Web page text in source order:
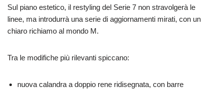
Sul piano estetico, il restyling del Serie 7 non stravolgerà le
linee, ma introdurrà una serie di aggiornamenti mirati, con un
chiaro richiamo al mondo M.
Tra le modifiche più rilevanti spiccano:
nuova calandra a doppio rene ridisegnata, con barre